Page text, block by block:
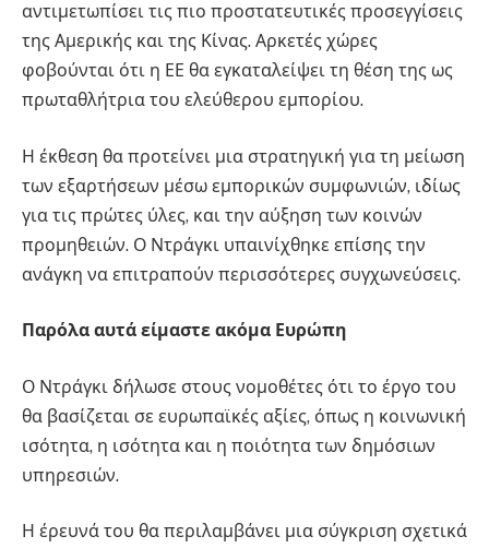
αντιμετωπίσει τις πιο προστατευτικές προσεγγίσεις
της Αμερικής και της Κίνας. Αρκετές χώρες
φοβούνται ότι η ΕΕ θα εγκαταλείψει τη θέση της ως
πρωταθλήτρια του ελεύθερου εμπορίου.
Η έκθεση θα προτείνει μια στρατηγική για τη μείωση
των εξαρτήσεων μέσω εμπορικών συμφωνιών, ιδίως
για τις πρώτες ύλες, και την αύξηση των κοινών
προμηθειών. Ο Ντράγκι υπαινίχθηκε επίσης την
ανάγκη να επιτραπούν περισσότερες συγχωνεύσεις.
Παρόλα αυτά είμαστε ακόμα Ευρώπη
Ο Ντράγκι δήλωσε στους νομοθέτες ότι το έργο του
θα βασίζεται σε ευρωπαϊκές αξίες, όπως η κοινωνική
ισότητα, η ισότητα και η ποιότητα των δημόσιων
υπηρεσιών.
Η έρευνά του θα περιλαμβάνει μια σύγκριση σχετικά